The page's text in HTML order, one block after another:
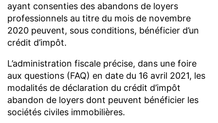
ayant consenties des abandons de loyers
professionnels au titre du mois de novembre
2020 peuvent, sous conditions, bénéficier d’un
crédit d’impôt.
L’administration fiscale précise, dans une foire
aux questions (FAQ) en date du 16 avril 2021, les
modalités de déclaration du crédit d’impôt
abandon de loyers dont peuvent bénéficier les
sociétés civiles immobilières.